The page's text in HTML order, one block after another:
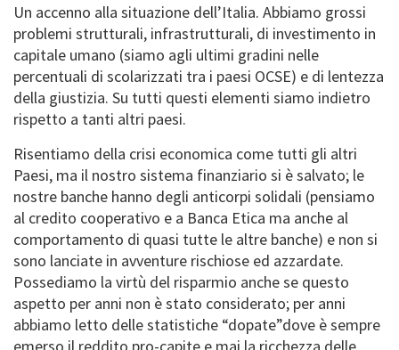
Un accenno alla situazione dell’Italia. Abbiamo grossi
problemi strutturali, infrastrutturali, di investimento in
capitale umano (siamo agli ultimi gradini nelle
percentuali di scolarizzati tra i paesi OCSE) e di lentezza
della giustizia. Su tutti questi elementi siamo indietro
rispetto a tanti altri paesi.
Risentiamo della crisi economica come tutti gli altri
Paesi, ma il nostro sistema finanziario si è salvato; le
nostre banche hanno degli anticorpi solidali (pensiamo
al credito cooperativo e a Banca Etica ma anche al
comportamento di quasi tutte le altre banche) e non si
sono lanciate in avventure rischiose ed azzardate.
Possediamo la virtù del risparmio anche se questo
aspetto per anni non è stato considerato; per anni
abbiamo letto delle statistiche “dopate”dove è sempre